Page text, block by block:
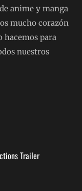
anime y manga
mucho corazón
hacemos para
nuestros
Trailer